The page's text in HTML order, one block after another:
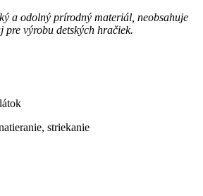
a odolný prírodný materiál, neobsahuje
pre výrobu detských hračiek.
striekanie